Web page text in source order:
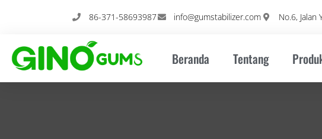
86-371-58693987 info@gumstabilizer.com No.6, Jalan
Beranda Tentang